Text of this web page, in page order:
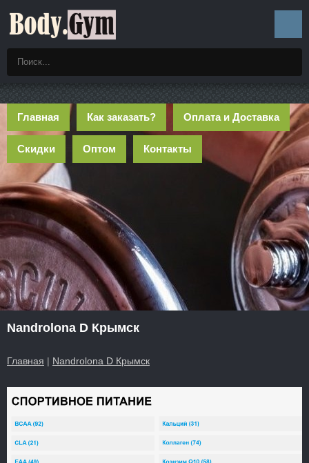
Главная Как заказать? Оплата и Доставка
Скидки Оптом Контакты
Nandrolona D Крымск
Главная | Nandrolona D Крымск